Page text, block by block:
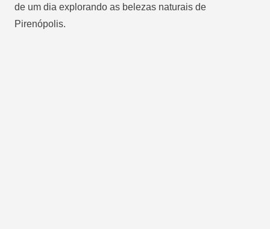
de um dia explorando as belezas naturais de
Pirenópolis.